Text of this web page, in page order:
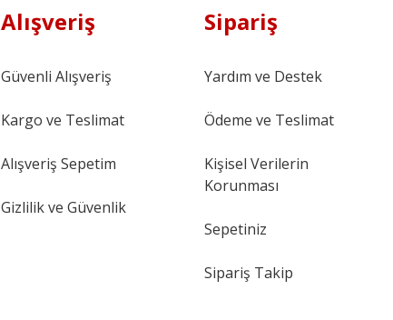
Alışveriş
Güvenli Alışveriş
Kargo ve Teslimat
Alışveriş Sepetim
Gizlilik ve Güvenlik
Sipariş
Yardım ve Destek
Ödeme ve Teslimat
Kişisel Verilerin
Korunması
Sepetiniz
Sipariş Takip